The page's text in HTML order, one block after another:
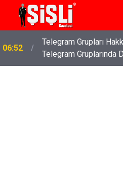
06:52
Telegram Grupları
Telegram Gruplarında
04:43
İş Davaları:
Almak